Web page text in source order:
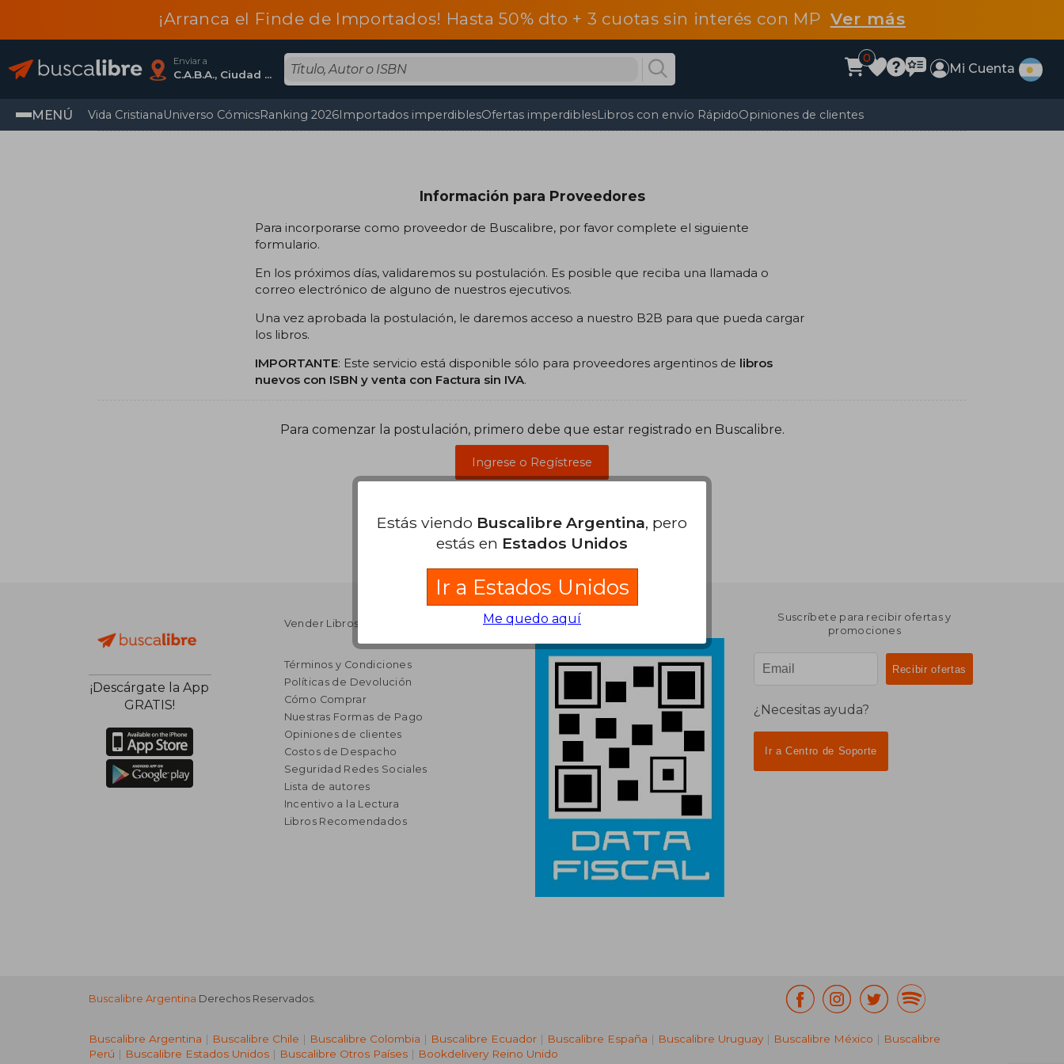
¡Arranca el Finde de Importados! Hasta 50% dto + 3 cuotas sin interés con MP Ver más
Enviar a
C.A.B.A., Ciudad Autónoma De Buenos Aires
0
Mi Cuenta
MENÚ Vida CristianaUniverso CómicsRanking 2026Importados imperdiblesOfertas imperdiblesLibros con envío RápidoOpiniones de clientes
Información para Proveedores
Para incorporarse como proveedor de Buscalibre, por favor complete el siguiente
formulario.
En los próximos días, validaremos su postulación. Es posible que reciba una llamada o
correo electrónico de alguno de nuestros ejecutivos.
Una vez aprobada la postulación, le daremos acceso a nuestro B2B para que pueda cargar
los libros.
IMPORTANTE: Este servicio está disponible sólo para proveedores argentinos de libros
nuevos con ISBN y venta con Factura sin IVA.
Para comenzar la postulación, primero debe que estar registrado en Buscalibre.
Ingrese o Regístrese
¡Descárgate la App
GRATIS!
Vender Libros en Buscalibre
Términos y Condiciones
Políticas de Devolución
Cómo Comprar
Nuestras Formas de Pago
Opiniones de clientes
Costos de Despacho
Seguridad Redes Sociales
Lista de autores
Incentivo a la Lectura
Libros Recomendados
Suscríbete para recibir ofertas y
promociones
¿Necesitas ayuda?
Ir a Centro de Soporte
Buscalibre Argentina Derechos Reservados.
Buscalibre Argentina | Buscalibre Chile | Buscalibre Colombia | Buscalibre Ecuador | Buscalibre España | Buscalibre Uruguay | Buscalibre México | Buscalibre
Perú | Buscalibre Estados Unidos | Buscalibre Otros Países | Bookdelivery Reino Unido
Estás viendo Buscalibre Argentina, pero
estás en Estados Unidos
Ir a Estados Unidos
Me quedo aquí